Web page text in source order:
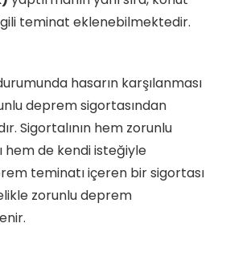
teminat eklenebilmektedir.
hasarın karşılanması
deprem sigortasından
Sigortalının hem zorunlu
hem de kendi isteğiyle
teminatı içeren bir sigortası
zorunlu deprem